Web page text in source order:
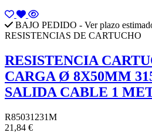
BAJO PEDIDO - Ver plazo
RESISTENCIAS DE CARTUCHO
RESISTENCIA
CARGA Ø 8X50MM
SALIDA CABLE 1
R85031231M
21,84 €